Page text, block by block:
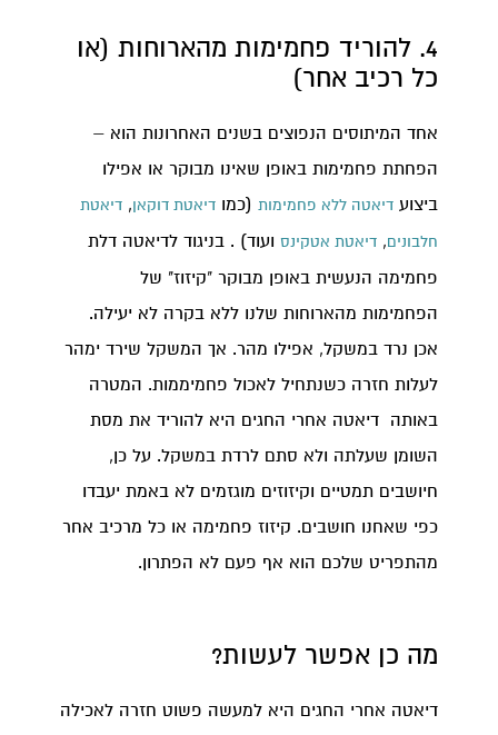
4. להוריד פחמימות מהארוחות (או
כל רכיב אחר)
אחד המיתוסים הנפוצים בשנים האחרונות הוא –
הפחתת פחמימות באופן שאינו מבוקר או אפילו
ביצועדיאטה ללא פחמימות(כמו דיאטת דוקאן,דיאטת
חלבונים,דיאטת אטקינסועוד) . בניגוד לדיאטה דלת
פחמימה הנעשית באופן מבוקר "קיזוז" של
הפחמימות מהארוחות שלנו ללא בקרה לא יעילה.
אכן נרד במשקל, אפילו מהר. אך המשקל שירד ימהר
לעלות חזרה כשנתחיל לאכול פחמיממות. המטרה
באותה דיאטה אחרי החגים היא להוריד את מסת
השומן שעלתה ולא סתם לרדת במשקל. על כן,
חיושבים תמטיים וקיזוזים מוגזמים לא באמת יעבדו
כפי שאחנו חושבים. קיזוז פחמימה או כל מרכיב אחר
מהתפריט שלכם הוא אף פעם לא הפתרון.
מה כן אפשר לעשות?
דיאטה אחרי החגים היא למעשה פשוט חזרה לאכילה